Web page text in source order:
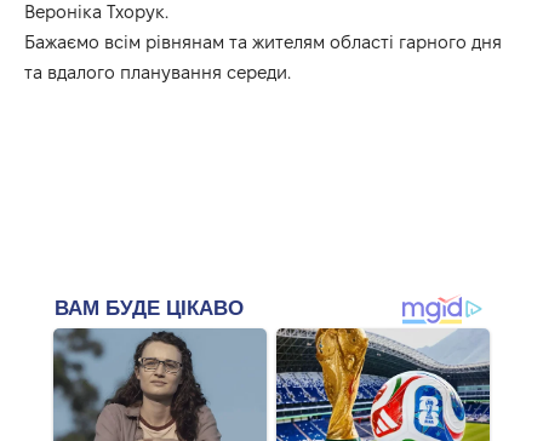
Вероніка Тхорук.
Бажаємо всім рівнянам та жителям області гарного дня
та вдалого планування середи.